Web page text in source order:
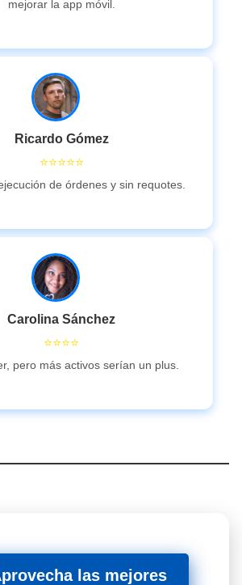
mejorar la app móvil.
Ricardo Gómez
⭐⭐⭐⭐⭐
de órdenes y sin requotes.
Carolina Sánchez
⭐⭐⭐⭐
pero más activos serían un plus.
las mejores